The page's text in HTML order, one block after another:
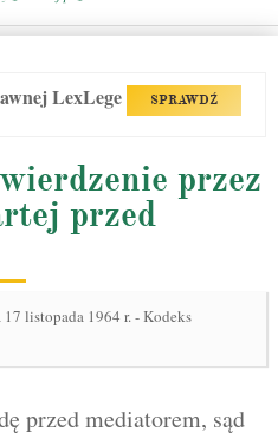
LexLege SPRAWDŹ
przez
przed
17 listopada 1964 r. - Kodeks
przed mediatorem, sąd